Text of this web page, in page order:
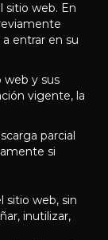
sitio web. En
entrar en su
web y sus
vigente, la
parcial
si
sitio web, sin
inutilizar,